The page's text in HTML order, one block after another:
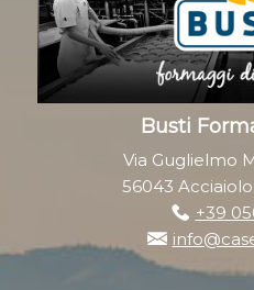
Busti
Via Guglielmo
56043
+39